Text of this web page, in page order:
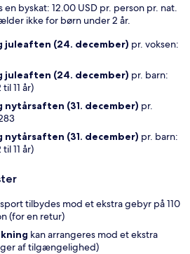
byskat: 12.00 USD pr. person pr. nat.
ikke for børn under 2 år.
juleaften (24. december) pr. voksen:
juleaften (24. december) pr. barn:
11 år)
nytårsaften (31. december) pr.
nytårsaften (31. december) pr. barn:
11 år)
tilbydes mod et ekstra gebyr på 110
(for en retur)
kan arrangeres mod et ekstra
af tilgængelighed)